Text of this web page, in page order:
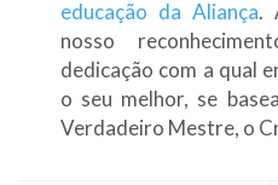
educação da Aliança.
nosso
dedicação com a qual
o seu melhor, se
Verdadeiro Mestre, o